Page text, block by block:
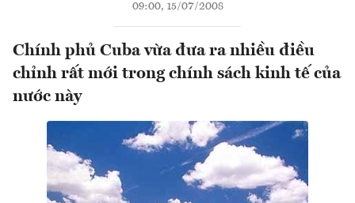
09:00, 15/07/2008
Chính phủ Cuba vừa đưa ra nhiều điều
chỉnh rất mới trong chính sách kinh tế của
nước này